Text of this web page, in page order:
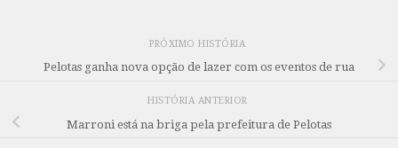
PRÓXIMO HISTÓRIA
Pelotas ganha nova opção de lazer com os eventos de rua
HISTÓRIA ANTERIOR
Marroni está na briga pela prefeitura de Pelotas